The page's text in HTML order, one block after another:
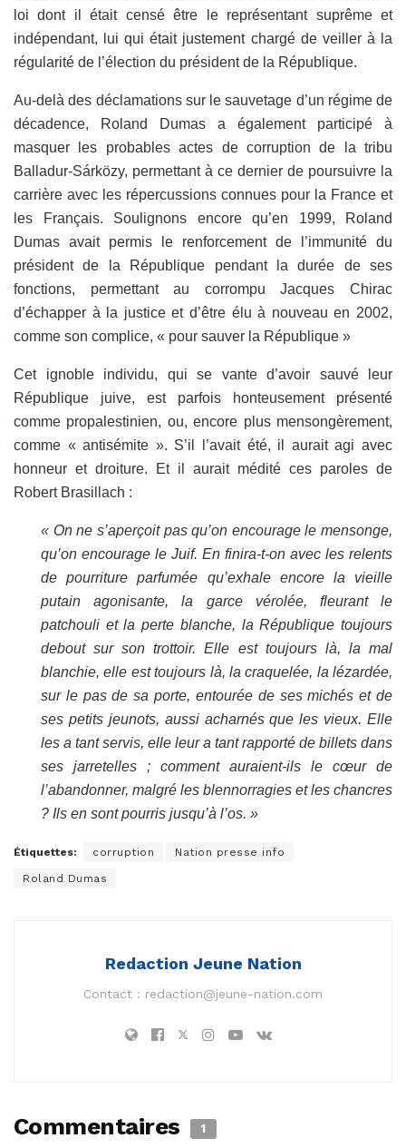
loi dont il était censé être le représentant suprême et
indépendant, lui qui était justement chargé de veiller à la
régularité de l’élection du président de la République.
Au-delà des déclamations sur le sauvetage d’un régime de
décadence, Roland Dumas a également participé à
masquer les probables actes de corruption de la tribu
Balladur-Sárközy, permettant à ce dernier de poursuivre la
carrière avec les répercussions connues pour la France et
les Français. Soulignons encore qu’en 1999, Roland
Dumas avait permis le renforcement de l’immunité du
président de la République pendant la durée de ses
fonctions, permettant au corrompu Jacques Chirac
d’échapper à la justice et d’être élu à nouveau en 2002,
comme son complice, « pour sauver la République »
Cet ignoble individu, qui se vante d’avoir sauvé leur
République juive, est parfois honteusement présenté
comme propalestinien, ou, encore plus mensongèrement,
comme « antisémite ». S’il l’avait été, il aurait agi avec
honneur et droiture. Et il aurait médité ces paroles de
Robert Brasillach :
« On ne s’aperçoit pas qu’on encourage le mensonge,
qu’on encourage le Juif. En finira-t-on avec les relents
de pourriture parfumée qu’exhale encore la vieille
putain agonisante, la garce vérolée, fleurant le
patchouli et la perte blanche, la République toujours
debout sur son trottoir. Elle est toujours là, la mal
blanchie, elle est toujours là, la craquelée, la lézardée,
sur le pas de sa porte, entourée de ses michés et de
ses petits jeunots, aussi acharnés que les vieux. Elle
les a tant servis, elle leur a tant rapporté de billets dans
ses jarretelles ; comment auraient-ils le cœur de
l’abandonner, malgré les blennorragies et les chancres
? Ils en sont pourris jusqu’à l’os. »
Étiquettes: corruption Nation presse info
Roland Dumas
Redaction Jeune Nation
Contact : redaction@jeune-nation.com
Commentaires 1